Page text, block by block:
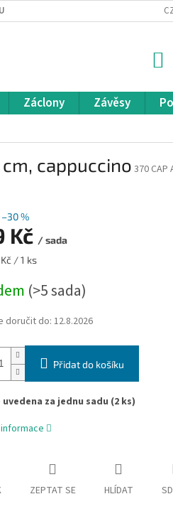
Záclony Závěsy
cappuccino 370 CAP
–30 %
Kč / sada
/ 1 ks
(>5 sada)
doručit do:12.8.2026
Přidat do košíku
uvedena za jednu sadu (2 ks)
ZEPTAT SE HLÍDAT